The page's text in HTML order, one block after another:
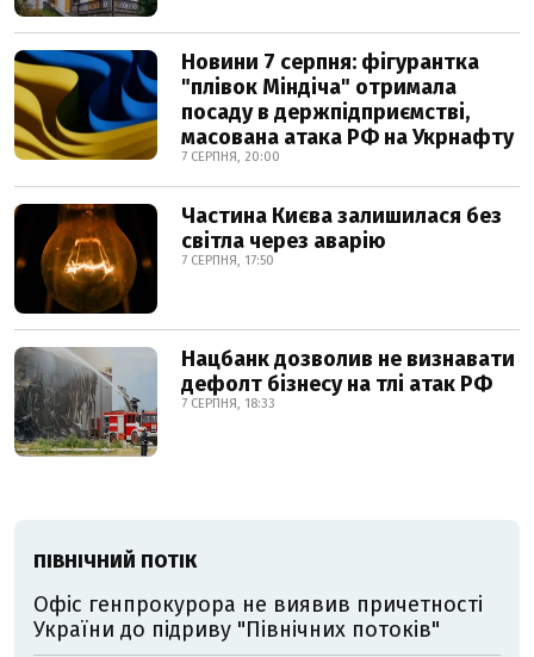
Новини 7 серпня: фігурантка
"плівок Міндіча" отримала
посаду в держпідприємстві,
масована атака РФ на Укрнафту
7 СЕРПНЯ, 20:00
Частина Києва залишилася без
світла через аварію
7 СЕРПНЯ, 17:50
Нацбанк дозволив не визнавати
дефолт бізнесу на тлі атак РФ
7 СЕРПНЯ, 18:33
ПІВНІЧНИЙ ПОТІК
Офіс генпрокурора не виявив причетності
України до підриву "Північних потоків"